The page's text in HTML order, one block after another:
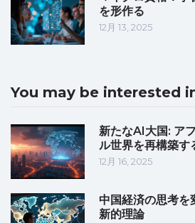
を形作る
12月 13, 2025
You may be interested
新たなAI大国: ア
ル世界を再構築す
12月 16, 2025
中国経済の思考を
新的理論